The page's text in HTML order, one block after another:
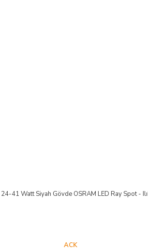
41 Watt Siyah Gövde OSRAM LED Ray Spot -
ACK